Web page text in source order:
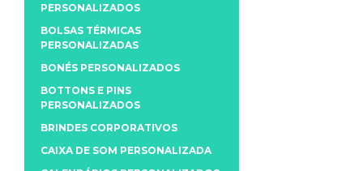
PERSONALIZADOS
BOLSAS TÉRMICAS
PERSONALIZADAS
BONÉS PERSONALIZADOS
BOTTONS E PINS
PERSONALIZADOS
BRINDES CORPORATIVOS
CAIXA DE SOM PERSONALIZADA